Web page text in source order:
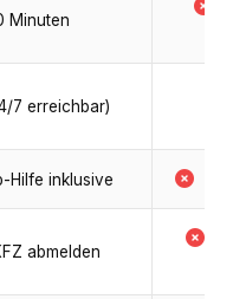
Minuten
7 erreichbar)
Hilfe inklusive
abmelden